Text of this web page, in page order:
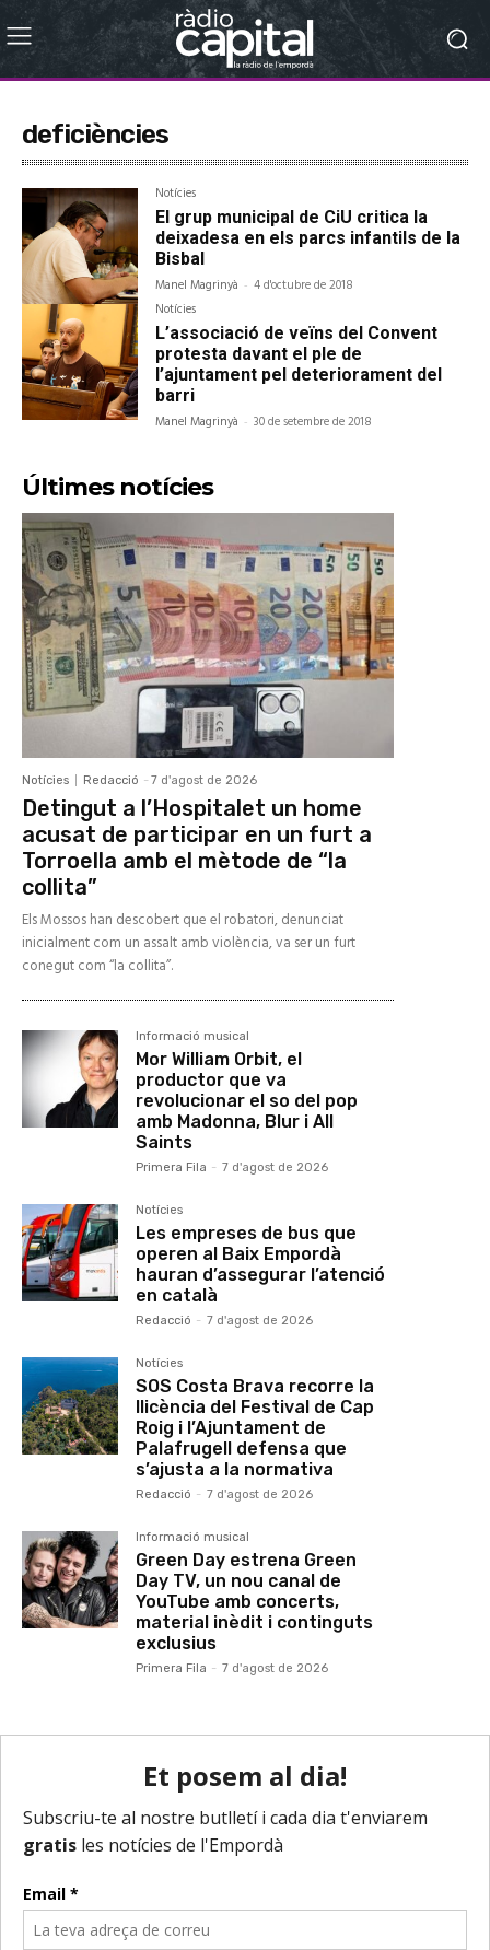
deficiències
Notícies
El grup municipal de CiU critica la
deixadesa en els parcs infantils de la
Bisbal
Manel Magrinyà - 4 d'octubre de 2018
Notícies
L’associació de veïns del Convent
protesta davant el ple de
l’ajuntament pel deteriorament del
barri
Manel Magrinyà - 30 de setembre de 2018
Últimes notícies
Notícies Redacció - 7 d'agost de 2026
Detingut a l’Hospitalet un home
acusat de participar en un furt a
Torroella amb el mètode de “la
collita”
Els Mossos han descobert que el robatori, denunciat
inicialment com un assalt amb violència, va ser un furt
conegut com “la collita”.
Informació musical
Mor William Orbit, el
productor que va
revolucionar el so del pop
amb Madonna, Blur i All
Saints
Primera Fila - 7 d'agost de 2026
Notícies
Les empreses de bus que
operen al Baix Empordà
hauran d’assegurar l’atenció
en català
Redacció - 7 d'agost de 2026
Notícies
SOS Costa Brava recorre la
llicència del Festival de Cap
Roig i l’Ajuntament de
Palafrugell defensa que
s’ajusta a la normativa
Redacció - 7 d'agost de 2026
Informació musical
Green Day estrena Green
Day TV, un nou canal de
YouTube amb concerts,
material inèdit i continguts
exclusius
Primera Fila - 7 d'agost de 2026